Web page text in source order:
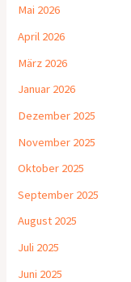
Mai 2026
April 2026
März 2026
Januar 2026
Dezember 2025
November 2025
Oktober 2025
September 2025
August 2025
Juli 2025
Juni 2025